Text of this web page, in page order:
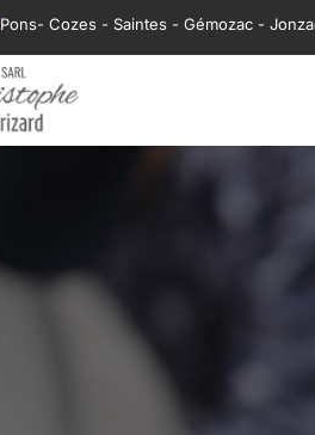
Pons- Cozes - Saintes - Gémozac -